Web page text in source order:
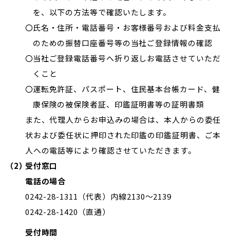
を、以下の方法等で確認いたします。
氏名・住所・電話番号・お客様番号および料金支払
のための振替口座番号等の当社ご登録情報の確認
当社ご登録電話番号へ折り返しお電話させていただ
くこと
運転免許証、パスポート、住民基本台帳カード、健
康保険の被保険者証、印鑑証明書等の証明書類
また、代理人からお申込みの場合は、本人からの委任
状および委任状に押印された印鑑の印鑑証明書、ご本
人への電話等により確認させていただきます。
受付窓口
電話の場合
0242-28-1311 （代表）内線2130～2139
0242-28-1420 （直通）
受付時間